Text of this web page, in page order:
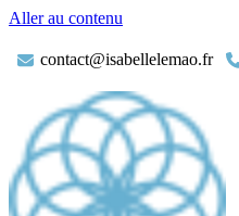
Aller au contenu
contact@isabellelemao.fr